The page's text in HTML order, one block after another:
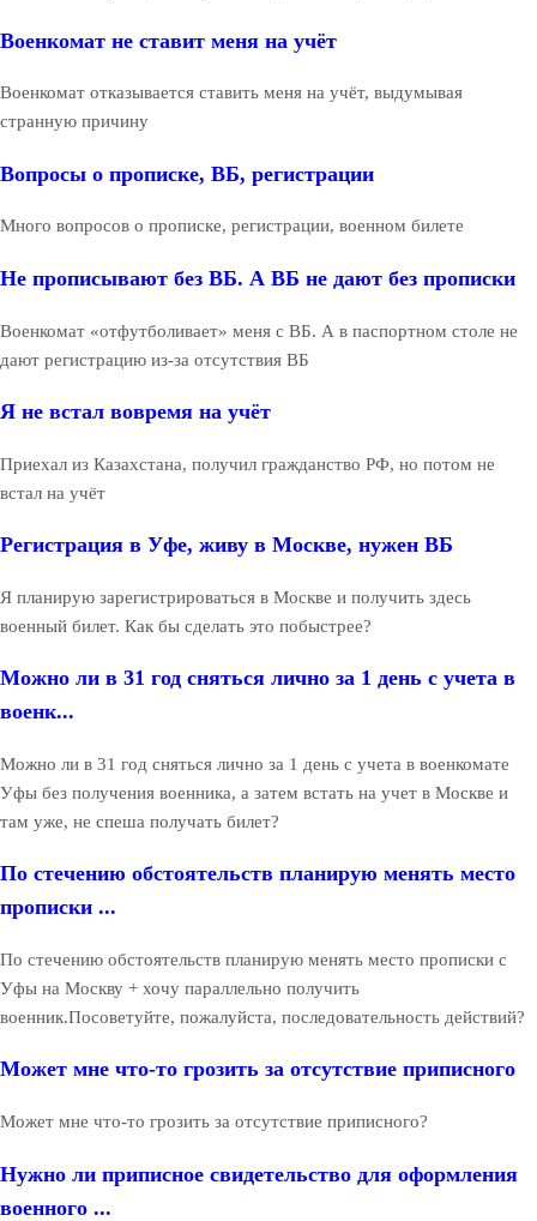
Военкомат не ставит меня на учёт
Военкомат отказывается ставить меня на учёт, выдумывая
странную причину
Вопросы о прописке, ВБ, регистрации
Много вопросов о прописке, регистрации, военном билете
Не прописывают без ВБ. А ВБ не дают без прописки
Военкомат «отфутболивает» меня с ВБ. А в паспортном столе не
дают регистрацию из-за отсутствия ВБ
Я не встал вовремя на учёт
Приехал из Казахстана, получил гражданство РФ, но потом не
встал на учёт
Регистрация в Уфе, живу в Москве, нужен ВБ
Я планирую зарегистрироваться в Москве и получить здесь
военный билет. Как бы сделать это побыстрее?
Можно ли в 31 год сняться лично за 1 день с учета в
военк...
Можно ли в 31 год сняться лично за 1 день с учета в военкомате
Уфы без получения военника, а затем встать на учет в Москве и
там уже, не спеша получать билет?
По стечению обстоятельств планирую менять место
прописки ...
По стечению обстоятельств планирую менять место прописки с
Уфы на Москву + хочу параллельно получить
военник.Посоветуйте, пожалуйста, последовательность действий?
Может мне что-то грозить за отсутствие приписного
Может мне что-то грозить за отсутствие приписного?
Нужно ли приписное свидетельство для оформления
военного ...